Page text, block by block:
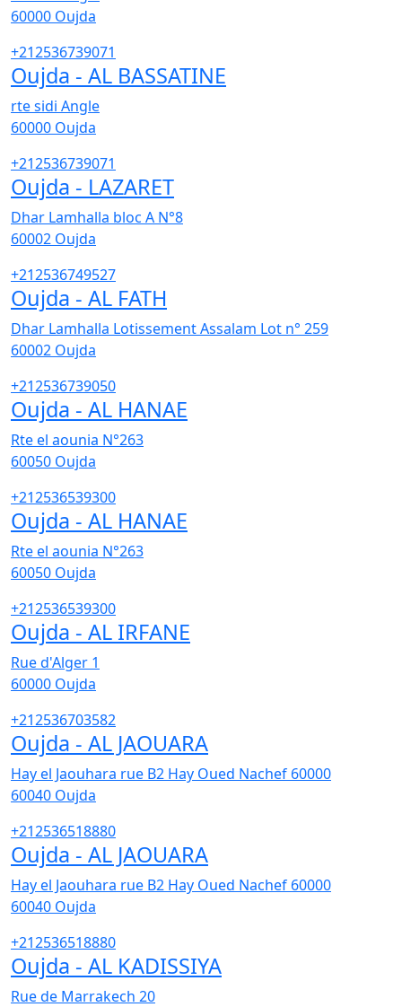
60000 Oujda
+212536739071
Oujda - AL BASSATINE
rte sidi Angle
60000 Oujda
+212536739071
Oujda - LAZARET
Dhar Lamhalla bloc A N°8
60002 Oujda
+212536749527
Oujda - AL FATH
Dhar Lamhalla Lotissement Assalam Lot n° 259
60002 Oujda
+212536739050
Oujda - AL HANAE
Rte el aounia N°263
60050 Oujda
+212536539300
Oujda - AL HANAE
Rte el aounia N°263
60050 Oujda
+212536539300
Oujda - AL IRFANE
Rue d'Alger 1
60000 Oujda
+212536703582
Oujda - AL JAOUARA
Hay el Jaouhara rue B2 Hay Oued Nachef 60000
60040 Oujda
+212536518880
Oujda - AL JAOUARA
Hay el Jaouhara rue B2 Hay Oued Nachef 60000
60040 Oujda
+212536518880
Oujda - AL KADISSIYA
Rue de Marrakech 20